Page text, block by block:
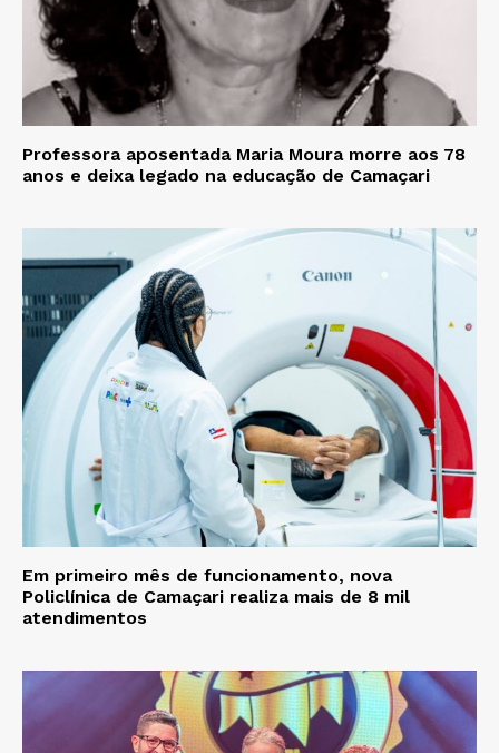
Professora aposentada Maria Moura morre aos 78
anos e deixa legado na educação de Camaçari
Em primeiro mês de funcionamento, nova
Policlínica de Camaçari realiza mais de 8 mil
atendimentos